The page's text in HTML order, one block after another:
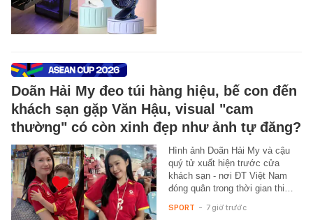
Doãn Hải My đeo túi hàng hiệu, bế con đến
khách sạn gặp Văn Hậu, visual "cam
thường" có còn xinh đẹp như ảnh tự đăng?
Hình ảnh Doãn Hải My và cậu
quý tử xuất hiện trước cửa
khách sạn - nơi ĐT Việt Nam
đóng quân trong thời gian thi…
SPORT - 7 giờ trước